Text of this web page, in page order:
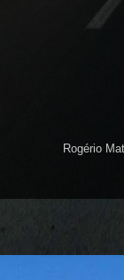
Rogério